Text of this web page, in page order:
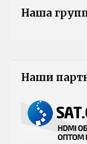
Наша
Наши